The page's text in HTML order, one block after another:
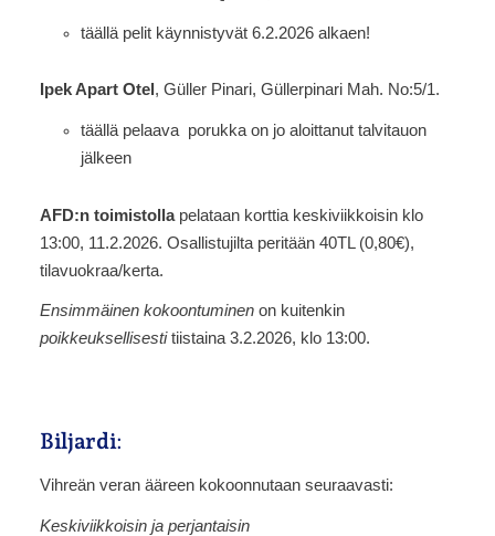
täällä pelit käynnistyvät 6.2.2026 alkaen!
Ipek Apart Otel , Güller Pinari, Güllerpinari Mah. No:5/1.
täällä pelaava porukka on jo aloittanut talvitauon
jälkeen
AFD:n toimistollapelataan korttia keskiviikkoisin klo
13:00, 11.2.2026. Osallistujilta peritään 40TL (0,80€),
tilavuokraa/kerta.
Ensimmäinen kokoontuminenon kuitenkin
poikkeuksellisestitiistaina 3.2.2026, klo 13:00.
Biljardi:
Vihreän veran ääreen kokoonnutaan seuraavasti:
Keskiviikkoisin ja perjantaisin